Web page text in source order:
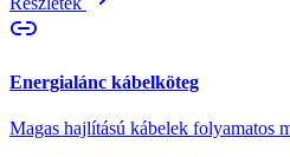
Energialánc kábelköteg
Magas hajlítású kábelek folyamatos